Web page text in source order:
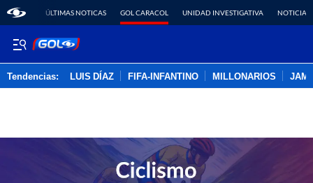
ÚLTIMAS NOTICAS GOL CARACOL UNIDAD INVESTIGATIVA NOTICIAS
Tendencias: LUIS DÍAZ FIFA-INFANTINO MILLONARIOS